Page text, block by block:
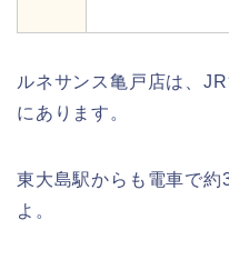
ルネサンス亀戸店は、
にあります。
東大島駅からも電車で
よ。